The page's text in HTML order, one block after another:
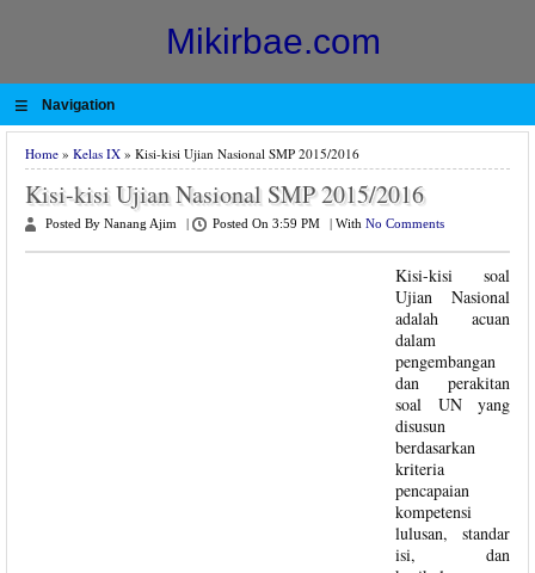
Mikirbae.com
≡ Navigation
Home » Kelas IX » Kisi-kisi Ujian Nasional SMP 2015/2016
Kisi-kisi Ujian Nasional SMP 2015/2016
Posted By Nanang Ajim Posted On 3:59 PM With No Comments
Kisi-kisi soal
Ujian Nasional
adalah acuan
dalam
pengembangan
dan perakitan
soal UN yang
disusun
berdasarkan
kriteria
pencapaian
kompetensi
lulusan, standar
isi, dan